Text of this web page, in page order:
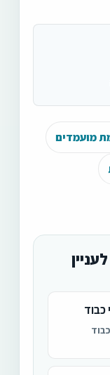
מועמדים
כבוד